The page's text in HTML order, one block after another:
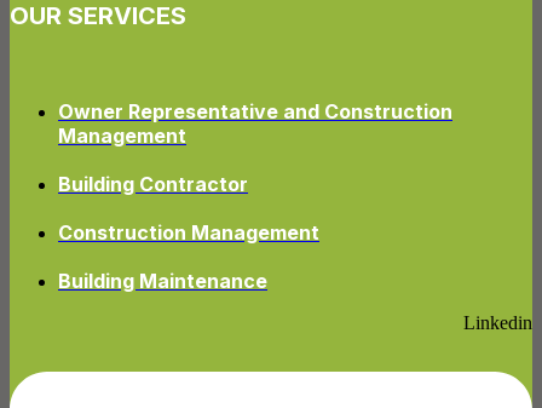
OUR SERVICES
Owner Representative and Construction
Management
Building Contractor
Construction Management
Building Maintenance
Linkedin